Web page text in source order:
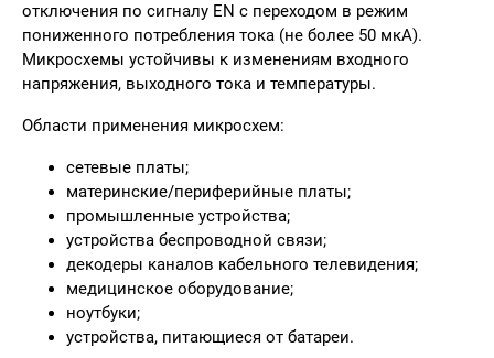
отключения по сигналу EN с переходом в режим
пониженного потребления тока (не более 50 мкА).
Микросхемы устойчивы к изменениям входного
напряжения, выходного тока и температуры.
Области применения микросхем:
сетевые платы;
материнские/периферийные платы;
промышленные устройства;
устройства беспроводной связи;
декодеры каналов кабельного телевидения;
медицинское оборудование;
ноутбуки;
устройства, питающиеся от батареи.